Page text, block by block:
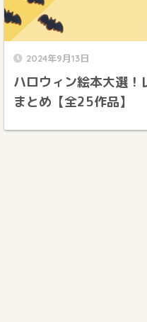
2024年9月13日
ハロウィン絵本大選！
まとめ【全25作品】